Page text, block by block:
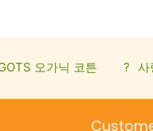
오가닉 코튼 ? 사